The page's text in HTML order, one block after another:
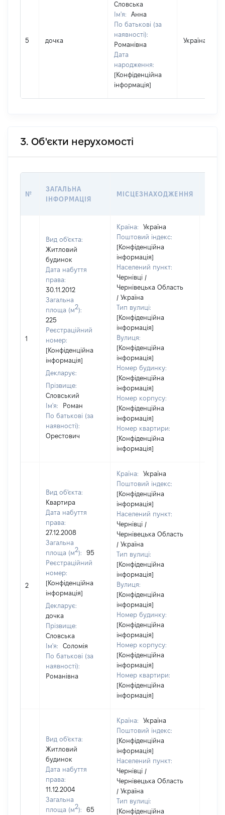
5 дочка
Словська
Ім'я:
Анна
По батькові (за
наявності):
Романівна
Дата
народження:
[Конфіденційна
інформація]
Україна
3. Об'єкти нерухомості
№
ЗАГАЛЬНА
ІНФОРМАЦІЯ
МІСЦЕЗНАХОДЖЕННЯ
1
Вид об'єкта:
Житловий
будинок
Дата набуття
права:
30.11.2012
Загальна
площа (м2):
225
Реєстраційний
номер:
[Конфіденційна
інформація]
Декларує:
Прізвище:
Словський
Ім'я:
Роман
По батькові (за
наявності):
Орестович
Країна:
Україна
Поштовий індекс:
[Конфіденційна
інформація]
Населений пункт:
Чернівці /
Чернівецька Область
/ Україна
Тип вулиці:
[Конфіденційна
інформація]
Вулиця:
[Конфіденційна
інформація]
Номер будинку:
[Конфіденційна
інформація]
Номер корпусу:
[Конфіденційна
інформація]
Номер квартири:
[Конфіденційна
інформація]
2
Вид об'єкта:
Квартира
Дата набуття
права:
27.12.2008
Загальна
площа (м2):
95
Реєстраційний
номер:
[Конфіденційна
інформація]
Декларує:
дочка
Прізвище:
Словська
Ім'я:
Соломія
По батькові (за
наявності):
Романівна
Країна:
Україна
Поштовий індекс:
[Конфіденційна
інформація]
Населений пункт:
Чернівці /
Чернівецька Область
/ Україна
Тип вулиці:
[Конфіденційна
інформація]
Вулиця:
[Конфіденційна
інформація]
Номер будинку:
[Конфіденційна
інформація]
Номер корпусу:
[Конфіденційна
інформація]
Номер квартири:
[Конфіденційна
інформація]
Вид об'єкта:
Житловий
будинок
Дата набуття
права:
11.12.2004
Загальна
площа (м2):
65
Країна:
Україна
Поштовий індекс:
[Конфіденційна
інформація]
Населений пункт:
Чернівці /
Чернівецька Область
/ Україна
Тип вулиці:
[Конфіденційна